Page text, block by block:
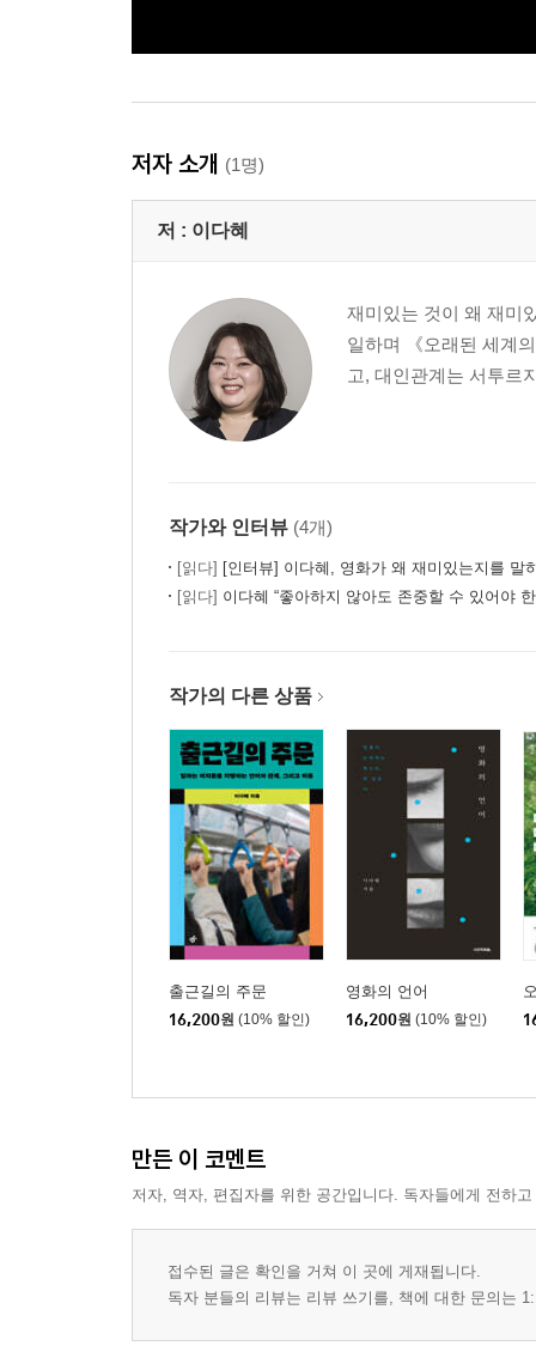
저자 소개 (1명)
저 : 이다혜
재미있는 것이 왜 재미
일하며 《오래된 세계
고, 대인관계는 서투르
작가와 인터뷰 (4개)
[읽다] [인터뷰] 이다혜, 영화가 왜 재미있는지를 말
[읽다] 이다혜 “좋아하지 않아도 존중할 수 있어야 한
작가의 다른 상품
출근길의 주문
16,200원 (10% 할인)
영화의 언어
16,200원 (10% 할인)
만든 이 코멘트
저자, 역자, 편집자를 위한 공간입니다. 독자들에게 전하
접수된 글은 확인을 거쳐 이 곳에 게재됩니다.
독자 분들의 리뷰는 리뷰 쓰기를, 책에 대한 문의는